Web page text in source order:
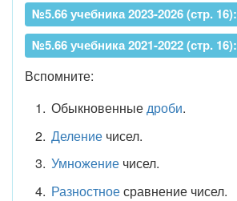
№5.66 учебника 2023-2026 (стр. 16):
№5.66 учебника 2021-2022 (стр. 16):
Вспомните:
Обыкновенныедроби.
Делениечисел.
Умножениечисел.
Разностноесравнение чисел.